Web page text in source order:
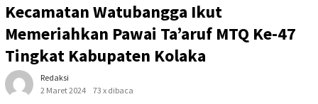
Kecamatan Watubangga Ikut
Memeriahkan Pawai Ta’aruf MTQ Ke-47
Tingkat Kabupaten Kolaka
Redaksi
2 Maret 2024
73 x dibaca